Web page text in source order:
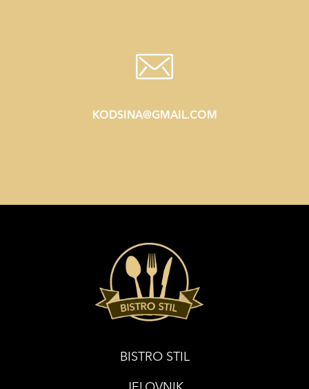
KODSINA@GMAIL.COM
BISTRO STIL